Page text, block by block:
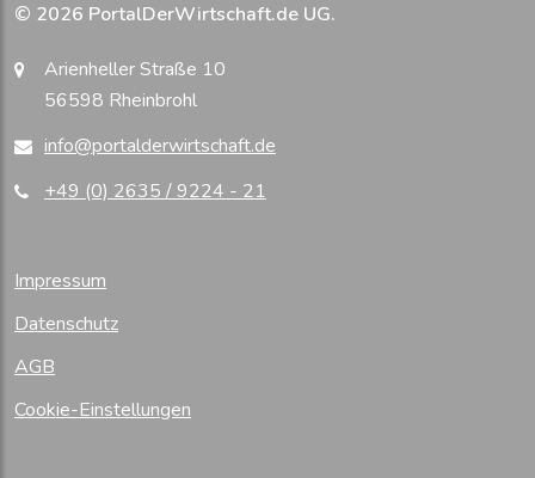
© 2026 PortalDerWirtschaft.de UG.
Arienheller Straße 10
56598 Rheinbrohl
info@portalderwirtschaft.de
+49 (0) 2635 / 9224 - 21
Impressum
Datenschutz
AGB
Cookie-Einstellungen